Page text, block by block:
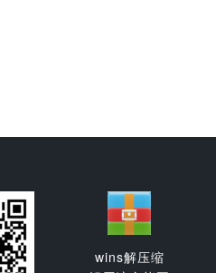
wins解压缩